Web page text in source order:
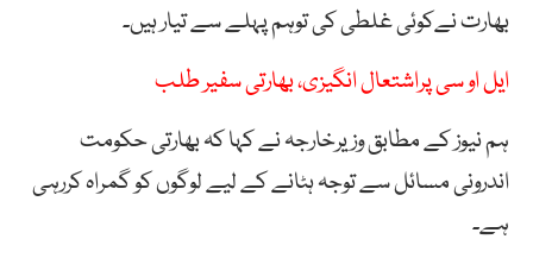
بھارت نےکوئی غلطی کی توہم پہلے سے تیار ہیں۔
ایل او سی پراشتعال انگیزی، بھارتی سفیر طلب
ہم نیوز کے مطابق وزیرخارجہ نے کہا کہ بھارتی حکومت
اندرونی مسائل سے توجہ ہٹانے کے لیے لوگوں کو گمراہ کررہی
ہے۔